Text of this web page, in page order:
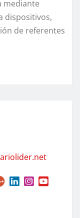
mediante
dispositivos,
de referentes